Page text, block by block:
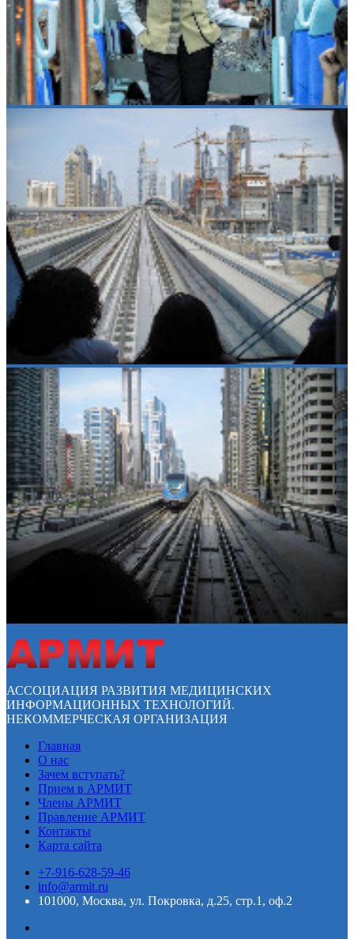
АССОЦИАЦИЯ РАЗВИТИЯ МЕДИЦИНСКИХ
ИНФОРМАЦИОННЫХ ТЕХНОЛОГИЙ.
НЕКОММЕРЧЕСКАЯ ОРГАНИЗАЦИЯ
Главная
О нас
Зачем вступать?
Прием в АРМИТ
Члены АРМИТ
Правление АРМИТ
Контакты
Карта сайта
+7-916-628-59-46
info@armit.ru
101000, Москва, ул. Покровка, д.25, стр.1, оф.2